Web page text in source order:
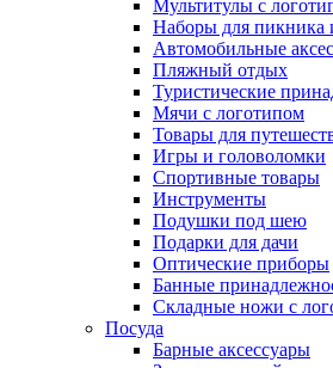
Мультитулы с
Наборы для пикника
Автомобильные
Пляжный отдых
Туристические
Мячи с логотипом
Товары для
Игры и головоломки
Спортивные товары
Инструменты
Подушки под шею
Подарки для дачи
Оптические приборы
Банные
Складные ножи с
Посуда
Барные аксессуары